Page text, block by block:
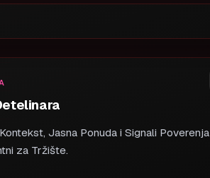
Jasna Ponuda i Signali Poverenja
za Tržište.